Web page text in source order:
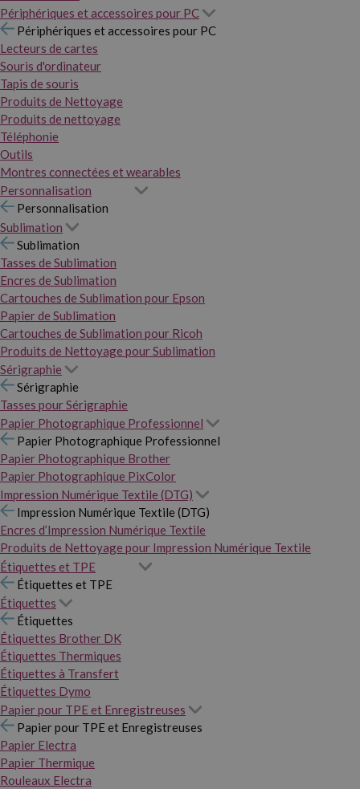
Périphériques et accessoires pour PC
Périphériques et accessoires pour PC
Lecteurs de cartes
Souris d'ordinateur
Tapis de souris
Produits de Nettoyage
Produits de nettoyage
Téléphonie
Outils
Montres connectées et wearables
Personnalisation
Personnalisation
Sublimation
Sublimation
Tasses de Sublimation
Encres de Sublimation
Cartouches de Sublimation pour Epson
Papier de Sublimation
Cartouches de Sublimation pour Ricoh
Produits de Nettoyage pour Sublimation
Sérigraphie
Sérigraphie
Tasses pour Sérigraphie
Papier Photographique Professionnel
Papier Photographique Professionnel
Papier Photographique Brother
Papier Photographique PixColor
Impression Numérique Textile (DTG)
Impression Numérique Textile (DTG)
Encres d’Impression Numérique Textile
Produits de Nettoyage pour Impression Numérique Textile
Étiquettes et TPE
Étiquettes et TPE
Étiquettes
Étiquettes
Étiquettes Brother DK
Étiquettes Thermiques
Étiquettes à Transfert
Étiquettes Dymo
Papier pour TPE et Enregistreuses
Papier pour TPE et Enregistreuses
Papier Electra
Papier Thermique
Rouleaux Electra